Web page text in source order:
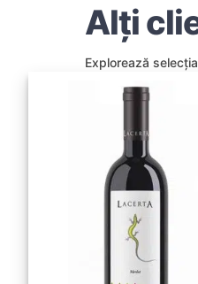
Alți
Explorează